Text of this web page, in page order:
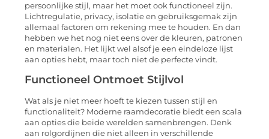
persoonlijke stijl, maar het moet ook functioneel zijn.
Lichtregulatie, privacy, isolatie en gebruiksgemak zijn
allemaal factoren om rekening mee te houden. En dan
hebben we het nog niet eens over de kleuren, patronen
en materialen. Het lijkt wel alsof je een eindeloze lijst
aan opties hebt, maar toch niet de perfecte vindt.
Functioneel Ontmoet Stijlvol
Wat als je niet meer hoeft te kiezen tussen stijl en
functionaliteit? Moderne raamdecoratie biedt een scala
aan opties die beide werelden samenbrengen. Denk
aan rolgordijnen die niet alleen in verschillende